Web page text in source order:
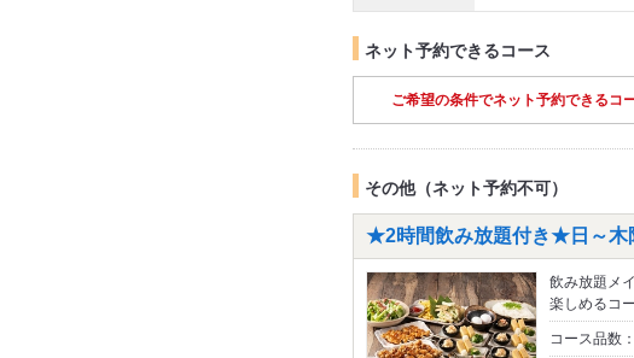
ネット予約できるコース
ご希望の条件でネット予約できるコ
その他（ネット予約不可）
★2時間飲み放題付き★日～木
飲み放題メ
楽しめるコ
コース品数